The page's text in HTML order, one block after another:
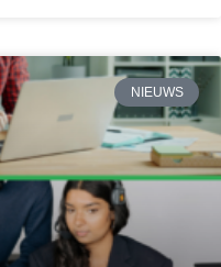
NIEUWS